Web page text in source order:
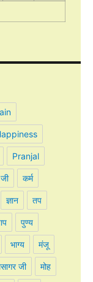
Pranjal
कर्म
ज्ञान तप
पुण्य
भाग्य मंजू
जी मोह